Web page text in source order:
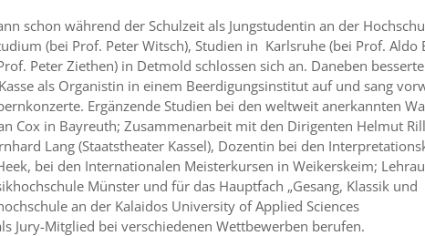
schon während der Schulzeit als Jungstudentin an der
(bei Prof. Peter Witsch), Studien in Karlsruhe (bei Prof. Aldo
Peter Ziethen) in Detmold schlossen sich an. Daneben
als Organistin in einem Beerdigungsinstitut auf und sang
Ergänzende Studien bei den weltweit anerkannten
Cox in Bayreuth; Zusammenarbeit mit den Dirigenten Helmut
Lang (Staatstheater Kassel), Dozentin bei den
bei den Internationalen Meisterkursen in Weikerskeim;
Münster und für das Hauptfach „Gesang, Klassik und
an der Kalaidos University of Applied Sciences
Jury-Mitglied bei verschiedenen Wettbewerben berufen.